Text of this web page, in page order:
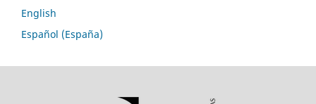
English
Español (España)